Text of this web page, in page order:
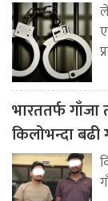
भारततर्फ
किलोभन्दा